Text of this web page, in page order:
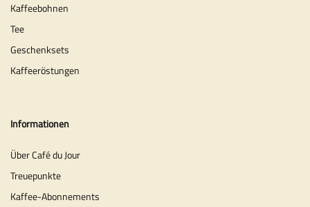
Kaffeebohnen
Tee
Geschenksets
Kaffeeröstungen
Informationen
Über Café du Jour
Treuepunkte
Kaffee-Abonnements